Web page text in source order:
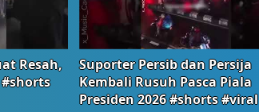
Resah,
#shorts
Suporter Persib dan Persija
Kembali Rusuh Pasca Piala
Presiden 2026 #shorts #viral